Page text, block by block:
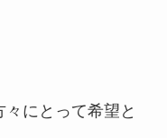
にとって希望と